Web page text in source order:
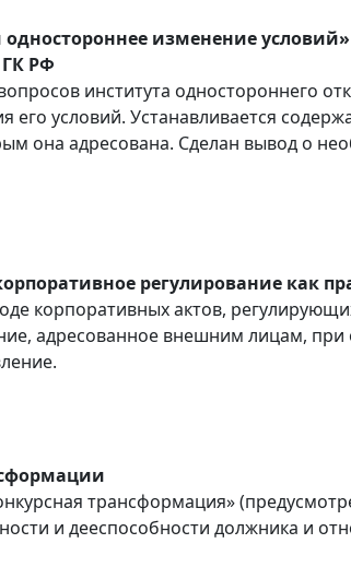
изменение
ГК РФ
института одностороннего
его условий. Устанавливается
она адресована. Сделан вывод о
регулирование как
корпоративных актов,
адресованное внешним лицам, при
трансформация»
и дееспособности должника и